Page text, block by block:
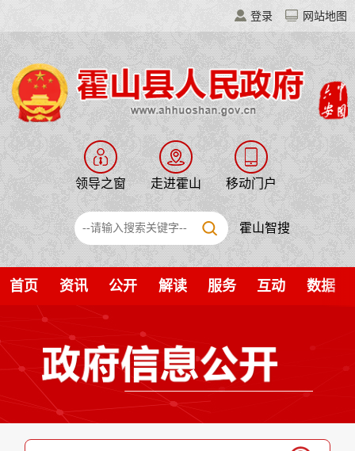
登录 网站地图
领导之窗 走进霍山 移动门户
霍山智搜
首页 资讯 公开 解读 服务 互动 数据